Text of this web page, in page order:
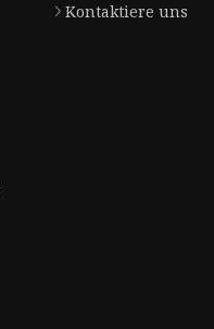
Kontaktiere uns